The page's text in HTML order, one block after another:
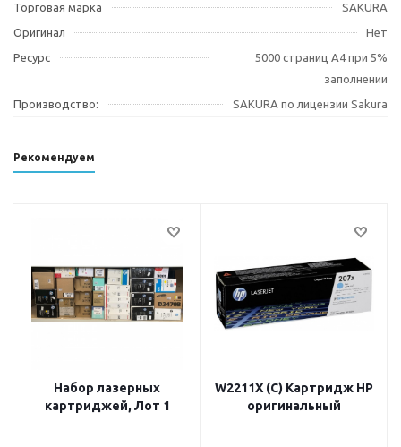
Торговая марка
SAKURA
Оригинал
Нет
Ресурс
5000 страниц A4 при 5%
заполнении
Производство:
SAKURA по лицензии Sakura
Рекомендуем
Набор лазерных
картриджей, Лот 1
W2211X (C) Картридж HP
оригинальный